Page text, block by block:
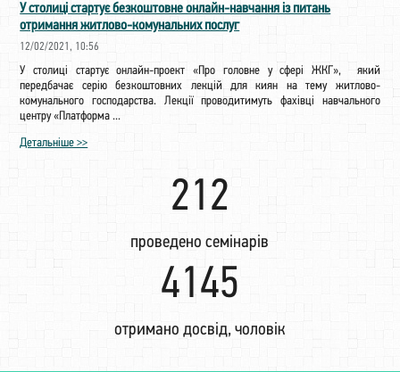
У столиці стартує безкоштовне онлайн-навчання із питань
отримання житлово-комунальних послуг
12/02/2021, 10:56
У столиці стартує онлайн-проект «Про головне у сфері ЖКГ», який
передбачає серію безкоштовних лекцій для киян на тему житлово-
комунального господарства. Лекції проводитимуть фахівці навчального
центру «Платформа ...
Детальніше >>
222
проведено семінарів
4341
отримано досвід, чоловік